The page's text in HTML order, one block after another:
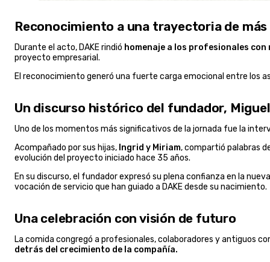
Reconocimiento a una trayectoria de más
Durante el acto, DAKE rindió homenaje a los profesionales con
proyecto empresarial.
El reconocimiento generó una fuerte carga emocional entre los
Un discurso histórico del fundador,
Uno de los momentos más significativos de la jornada fue la
Acompañado por sus hijas, Ingrid y Miriam, compartió palabras
evolución del proyecto iniciado hace 35 años.
En su discurso, el fundador expresó su plena confianza en la
vocación de servicio que han guiado a DAKE desde su nacimiento.
Una celebración con visión de futuro
La comida congregó a profesionales, colaboradores y antiguos
detrás del crecimiento de la compañía.